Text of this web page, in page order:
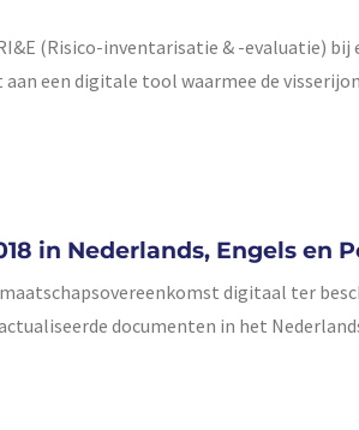
(Risico-inventarisatie & -evaluatie) bij
een digitale tool waarmee de
in Nederlands, Engels en
digitaal ter
documenten in het